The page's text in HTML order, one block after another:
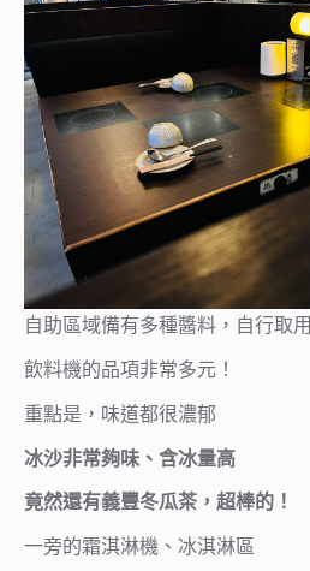
自助區域備有多種醬料，自行取用
飲料機的品項非常多元！
重點是，味道都很濃郁
冰沙非常夠味、含冰量高
竟然還有義豐冬瓜茶，超棒的！
一旁的霜淇淋機、冰淇淋區